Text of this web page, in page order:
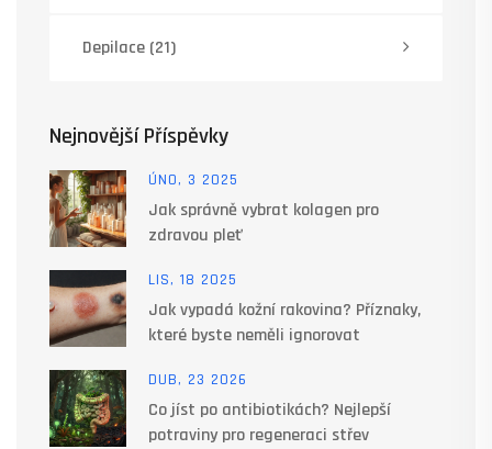
Depilace (21)
Nejnovější Příspěvky
ÚNO, 3 2025
Jak správně vybrat kolagen pro
zdravou pleť
LIS, 18 2025
Jak vypadá kožní rakovina? Příznaky,
které byste neměli ignorovat
DUB, 23 2026
Co jíst po antibiotikách? Nejlepší
potraviny pro regeneraci střev